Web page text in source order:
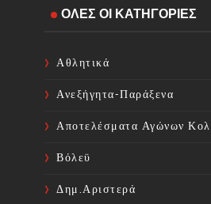
Έναρξη
Συλλόγων
επίσπευση των
ΟΛΕΣ ΟΙ ΚΑΤΗΓΟΡΙΕΣ
Αθλητικά
Ανεξήγητα-Παράξενα
Αποτελέσματα Αγώνων
Βόλεϋ
Δημ.Αριστερά